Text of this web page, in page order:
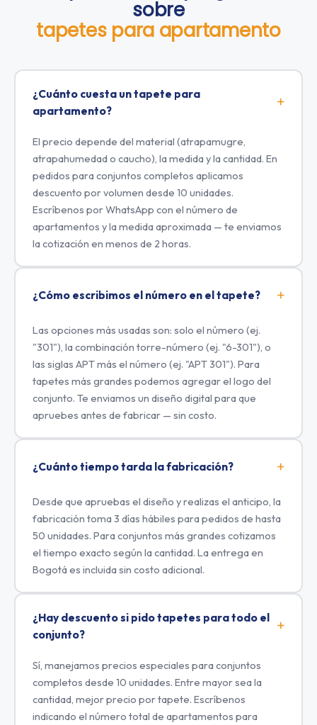
sobre
tapetes para apartamento
¿Cuánto cuesta un tapete para
apartamento?
El precio depende del material (atrapamugre,
atrapahumedad o caucho), la medida y la cantidad. En
pedidos para conjuntos completos aplicamos
descuento por volumen desde 10 unidades.
Escríbenos por WhatsApp con el número de
apartamentos y la medida aproximada — te enviamos
la cotización en menos de 2 horas.
¿Cómo escribimos el número en el tapete?
Las opciones más usadas son: solo el número (ej.
"301"), la combinación torre-número (ej. "6-301"), o
las siglas APT más el número (ej. "APT 301"). Para
tapetes más grandes podemos agregar el logo del
conjunto. Te enviamos un diseño digital para que
apruebes antes de fabricar — sin costo.
¿Cuánto tiempo tarda la fabricación?
Desde que apruebas el diseño y realizas el anticipo, la
fabricación toma 3 días hábiles para pedidos de hasta
50 unidades. Para conjuntos más grandes cotizamos
el tiempo exacto según la cantidad. La entrega en
Bogotá es incluida sin costo adicional.
¿Hay descuento si pido tapetes para todo el
conjunto?
Sí, manejamos precios especiales para conjuntos
completos desde 10 unidades. Entre mayor sea la
cantidad, mejor precio por tapete. Escríbenos
indicando el número total de apartamentos para